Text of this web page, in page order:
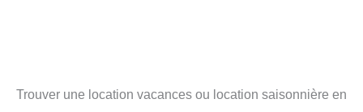
Trouver une location vacances ou location saisonnière en